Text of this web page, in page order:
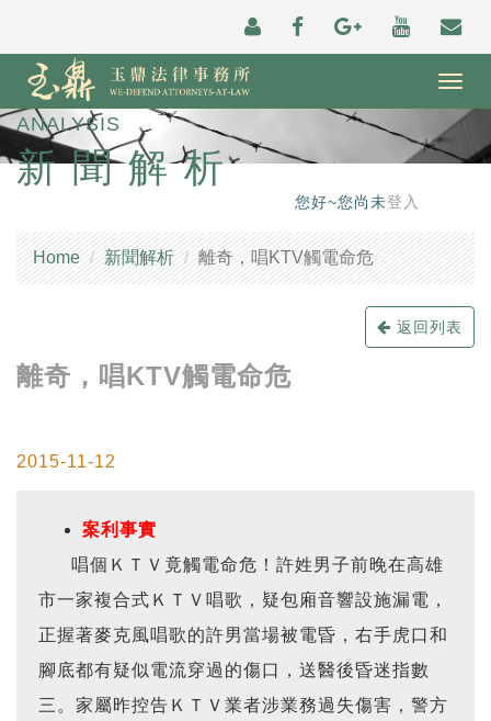
ANALYSIS
新聞解析
您好~您尚未登入
Home 新聞解析 離奇，唱KTV觸電命危
返回列表
離奇，唱KTV觸電命危
2015-11-12
案利事實
唱個ＫＴＶ竟觸電命危！許姓男子前晚在高雄
市一家複合式ＫＴＶ唱歌，疑包廂音響設施漏電，
正握著麥克風唱歌的許男當場被電昏，右手虎口和
腳底都有疑似電流穿過的傷口，送醫後昏迷指數
三。家屬昨控告ＫＴＶ業者涉業務過失傷害，警方